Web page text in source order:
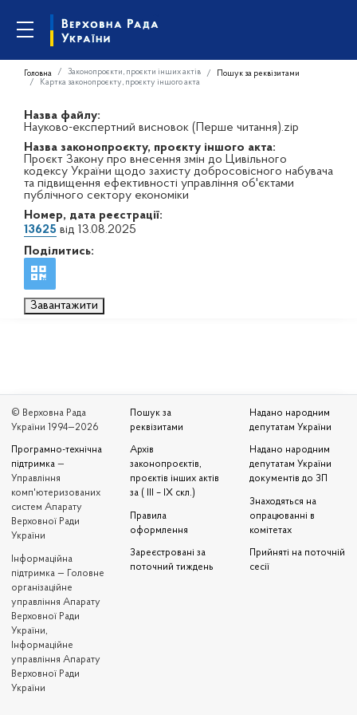
Головна Законопроєкти, проєкти інших актів
Пошук за реквізитами
Картка законопроєкту, проєкту іншого акта
Назва файлу:
Науково-експертний висновок (Перше читання).zip
Назва законопроєкту, проєкту іншого акта:
Проєкт Закону про внесення змін до Цивільного
кодексу України щодо захисту добросовісного набувача
та підвищення ефективності управління об'єктами
публічного сектору економіки
Номер, дата реєстрації:
13625 від 13.08.2025
Поділитись:
Завантажити
© Верховна Рада
України 1994—2026
Програмно-технічна
підтримка —
Управління
комп'ютеризованих
систем Апарату
Верховної Ради
України
Iнформаційна
підтримка — Головне
організаційне
управління Апарату
Верховної Ради
України,
Інформаційне
управління Апарату
Верховної Ради
України
Пошук за
реквізитами
Архів
законопроєктів,
проєктів інших актів
за ( III – IX скл.)
Правила
оформлення
Зареєстровані за
поточний тиждень
Надано народним
депутатам України
Надано народним
депутатам України
документів до ЗП
Знаходяться на
опрацюванні в
комітетах
Прийняті на поточній
сесії